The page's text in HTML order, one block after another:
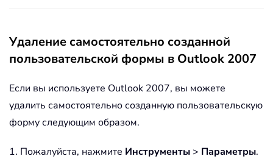
Удаление самостоятельно созданной
пользовательской формы в Outlook 2007
Если вы используете Outlook 2007, вы можете
удалить самостоятельно созданную пользовательскую
форму следующим образом.
1. Пожалуйста, нажмите Инструменты > Параметры.